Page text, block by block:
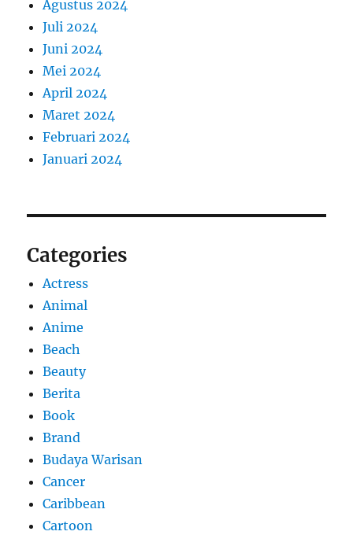
Agustus 2024
Juli 2024
Juni 2024
Mei 2024
April 2024
Maret 2024
Februari 2024
Januari 2024
Categories
Actress
Animal
Anime
Beach
Beauty
Berita
Book
Brand
Budaya Warisan
Cancer
Caribbean
Cartoon